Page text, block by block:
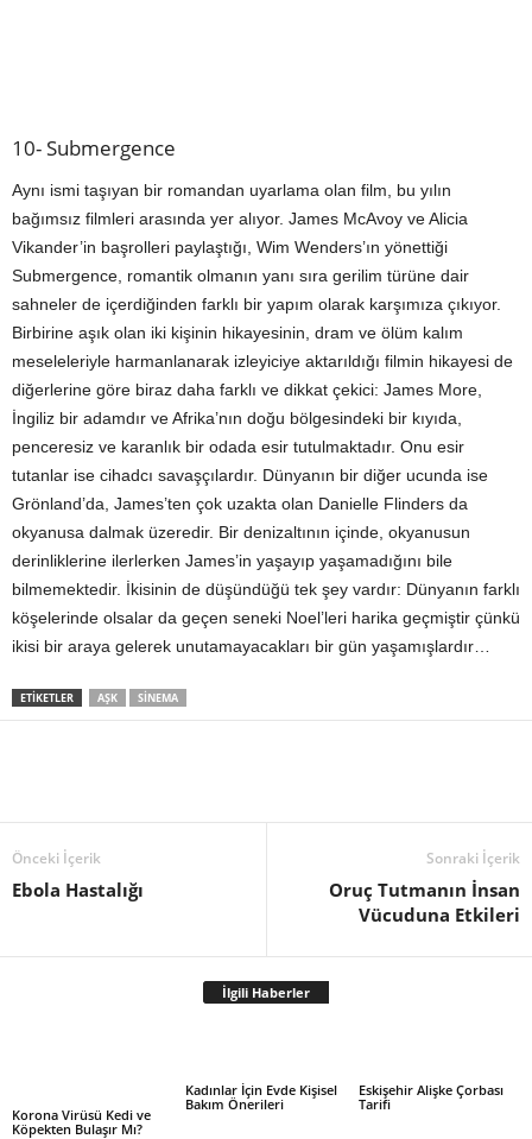
10- Submergence
Aynı ismi taşıyan bir romandan uyarlama olan film, bu yılın
bağımsız filmleri arasında yer alıyor. James McAvoy ve Alicia
Vikander’in başrolleri paylaştığı, Wim Wenders’ın yönettiği
Submergence, romantik olmanın yanı sıra gerilim türüne dair
sahneler de içerdiğinden farklı bir yapım olarak karşımıza çıkıyor.
Birbirine aşık olan iki kişinin hikayesinin, dram ve ölüm kalım
meseleleriyle harmanlanarak izleyiciye aktarıldığı filmin hikayesi de
diğerlerine göre biraz daha farklı ve dikkat çekici: James More,
İngiliz bir adamdır ve Afrika’nın doğu bölgesindeki bir kıyıda,
penceresiz ve karanlık bir odada esir tutulmaktadır. Onu esir
tutanlar ise cihadcı savaşçılardır. Dünyanın bir diğer ucunda ise
Grönland’da, James’ten çok uzakta olan Danielle Flinders da
okyanusa dalmak üzeredir. Bir denizaltının içinde, okyanusun
derinliklerine ilerlerken James’in yaşayıp yaşamadığını bile
bilmemektedir. İkisinin de düşündüğü tek şey vardır: Dünyanın farklı
köşelerinde olsalar da geçen seneki Noel’leri harika geçmiştir çünkü
ikisi bir araya gelerek unutamayacakları bir gün yaşamışlardır…
ETIKETLER AŞK SINEMA
Önceki İçerik
Ebola Hastalığı
Sonraki İçerik
Oruç Tutmanın İnsan
Vücuduna Etkileri
İlgili Haberler
Korona Virüsü Kedi ve
Köpekten Bulaşır Mı?
Kadınlar İçin Evde Kişisel
Bakım Önerileri
Eskişehir Alişke Çorbası
Tarifi